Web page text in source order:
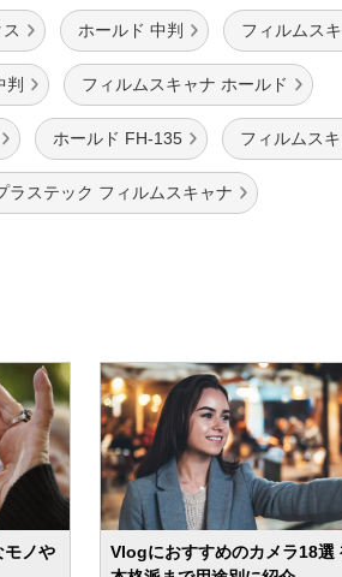
ホールド 中判 フィルムス
判 フィルムスキャナ ホールド
ホールド FH-135 フィルムス
ラステック フィルムスキャナ
モノや
Vlogにおすすめのカメラ18選